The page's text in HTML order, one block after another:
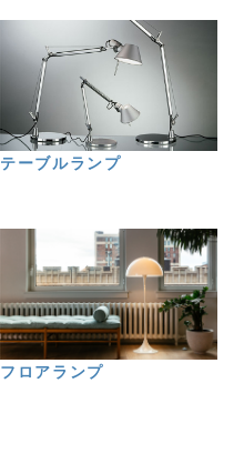
テーブルランプ
フロアランプ